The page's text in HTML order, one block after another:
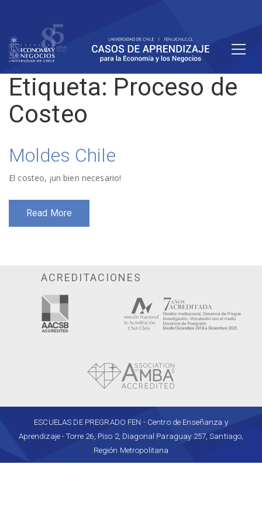
Etiqueta: Proceso de
Costeo
Moldes Chile
El costeo, ¡un bien necesario!
Read More
ACREDITACIONES
ESCUELAS DE PREGRADO FEN - Centro de Enseñanza y
Aprendizaje - Torre 26, Piso 2, Diagonal Paraguay 257, Santiago,
Región Metropolitana